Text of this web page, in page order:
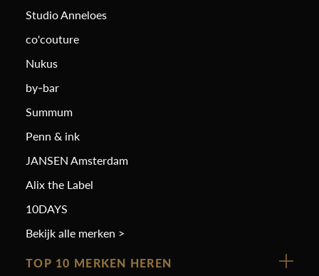
Studio Anneloes
co'couture
Nukus
by-bar
Summum
Penn & ink
JANSEN Amsterdam
Alix the Label
10DAYS
Bekijk alle merken >
TOP 10 MERKEN HEREN